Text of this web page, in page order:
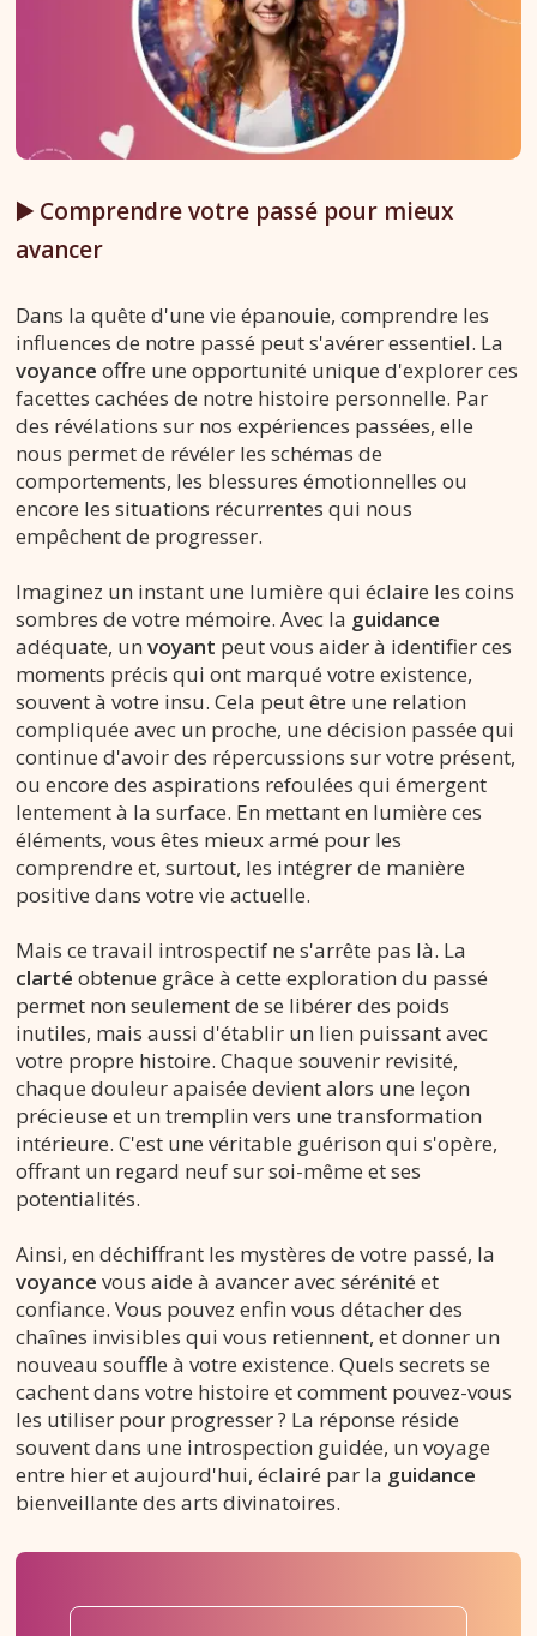
▶️ Comprendre votre passé pour mieux
avancer
Dans la quête d'une vie épanouie, comprendre les
influences de notre passé peut s'avérer essentiel. La
voyance offre une opportunité unique d'explorer ces
facettes cachées de notre histoire personnelle. Par
des révélations sur nos expériences passées, elle
nous permet de révéler les schémas de
comportements, les blessures émotionnelles ou
encore les situations récurrentes qui nous
empêchent de progresser.
Imaginez un instant une lumière qui éclaire les coins
sombres de votre mémoire. Avec la guidance
adéquate, unvoyant peut vous aider à identifier ces
moments précis qui ont marqué votre existence,
souvent à votre insu. Cela peut être une relation
compliquée avec un proche, une décision passée qui
continue d'avoir des répercussions sur votre présent,
ou encore des aspirations refoulées qui émergent
lentement à la surface. En mettant en lumière ces
éléments, vous êtes mieux armé pour les
comprendre et, surtout, les intégrer de manière
positive dans votre vie actuelle.
Mais ce travail introspectif ne s'arrête pas là. La
clarté obtenue grâce à cette exploration du passé
permet non seulement de se libérer des poids
inutiles, mais aussi d'établir un lien puissant avec
votre propre histoire. Chaque souvenir revisité,
chaque douleur apaisée devient alors une leçon
précieuse et un tremplin vers une transformation
intérieure. C'est une véritable guérison qui s'opère,
offrant un regard neuf sur soi-même et ses
potentialités.
Ainsi, en déchiffrant les mystères de votre passé, la
voyance vous aide à avancer avec sérénité et
confiance. Vous pouvez enfin vous détacher des
chaînes invisibles qui vous retiennent, et donner un
nouveau souffle à votre existence. Quels secrets se
cachent dans votre histoire et comment pouvez-vous
les utiliser pour progresser ? La réponse réside
souvent dans une introspection guidée, un voyage
entre hier et aujourd'hui, éclairé par la guidance
bienveillante des arts divinatoires.